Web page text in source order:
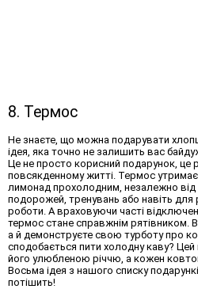
8. Термос
Не знаєте, що можна подарувати
ідея, яка точно не залишить вас
Це не просто корисний подарунок, це
повсякденному житті. Термос
лимонад прохолодним, незалежно від
подорожей, тренувань або навіть для
роботи. А враховуючи часті
термос стане справжнім рятівником.
а й демонструєте свою турботу про
сподобається пити холодну каву?
його улюбленою річчю, а кожен
Восьма ідея з нашого списку
потішить!